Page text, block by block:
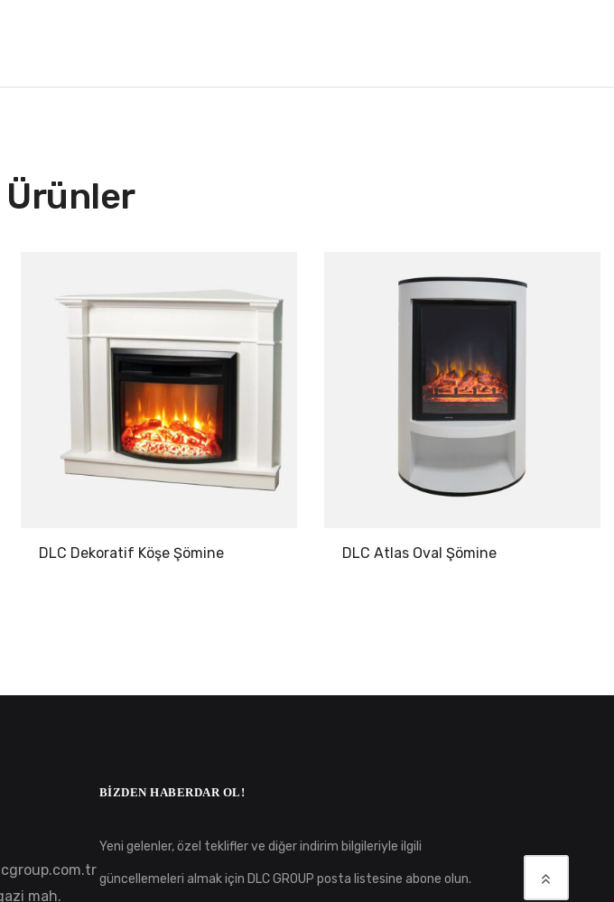
Ürünler
DLC Dekoratif Köşe Şömine DLC Atlas Oval Şömine
mah.
BIZDEN HABERDAR OL!
Yeni gelenler, özel teklifler ve diğer indirim bilgileriyle ilgili
güncellemeleri almak için DLC GROUP posta listesine abone olun.